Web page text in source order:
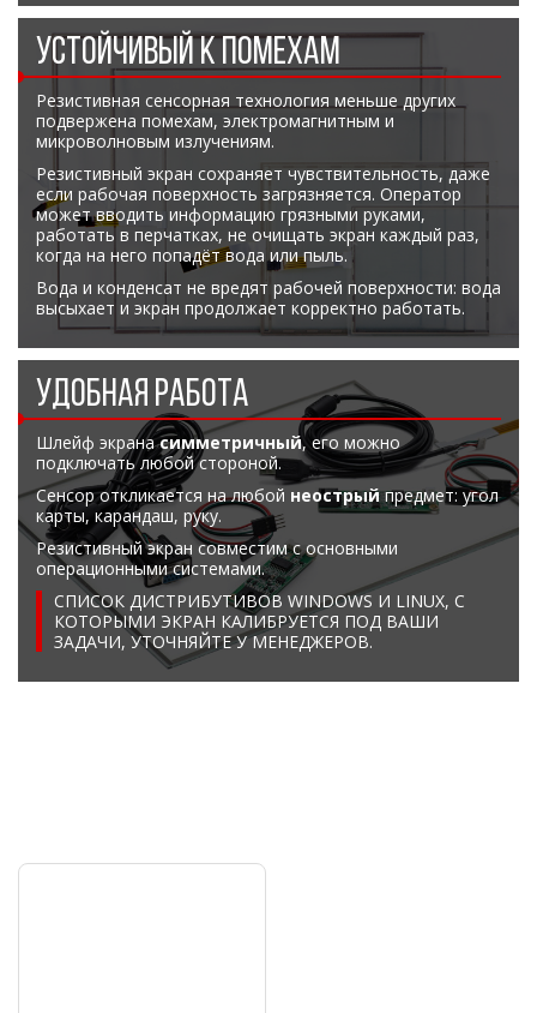
УСТОЙЧИВЫЙ К ПОМЕХАМ
Резистивная сенсорная технология меньше других
подвержена помехам, электромагнитным и
микроволновым излучениям.
Резистивный экран сохраняет чувствительность, даже
если рабочая поверхность загрязняется. Оператор
может вводить информацию грязными руками,
работать в перчатках, не очищать экран каждый раз,
когда на него попадёт вода или пыль.
Вода и конденсат не вредят рабочей поверхности: вода
высыхает и экран продолжает корректно работать.
УДОБНАЯ РАБОТА
Шлейф экранасимметричный, его можно
подключать любой стороной.
Сенсор откликается на любой неострыйпредмет: угол
карты, карандаш, руку.
Резистивный экран совместим с основными
операционными системами.
СПИСОК ДИСТРИБУТИВОВ WINDOWS И LINUX, C
КОТОРЫМИ ЭКРАН КАЛИБРУЕТСЯ ПОД ВАШИ
ЗАДАЧИ, УТОЧНЯЙТЕ У МЕНЕДЖЕРОВ.